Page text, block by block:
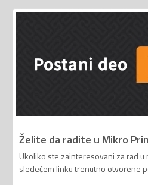
Želite da radite u Mikro
Ukoliko ste zainteresovani za rad
sledećem linku trenutno otvorene